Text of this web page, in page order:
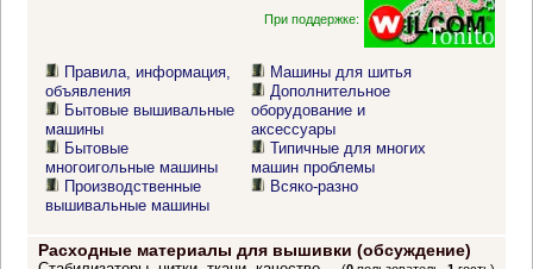
При поддержке:
Правила, информация,
объявления
Бытовые вышивальные
машины
Бытовые
многоигольные машины
Производственные
вышивальные машины
Машины для шитья
Дополнительное
оборудование и
аксессуары
Типичные для многих
машин проблемы
Всяко-разно
Расходные материалы для вышивки (обсуждение)